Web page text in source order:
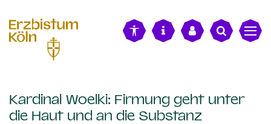
Kardinal Woelki: Firmung geht unter
die Haut und an die Substanz